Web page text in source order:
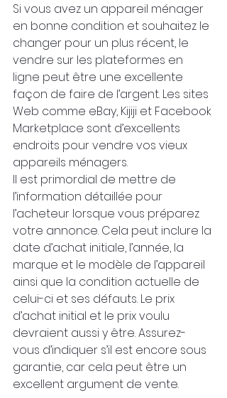
Si vous avez un appareil ménager
en bonne condition et souhaitez le
changer pour un plus récent, le
vendre sur les plateformes en
ligne peut être une excellente
façon de faire de l’argent. Les sites
Web comme eBay, Kijiji et Facebook
Marketplace sont d’excellents
endroits pour vendre vos vieux
appareils ménagers.
Il est primordial de mettre de
l’information détaillée pour
l’acheteur lorsque vous préparez
votre annonce. Cela peut inclure la
date d’achat initiale, l’année, la
marque et le modèle de l’appareil
ainsi que la condition actuelle de
celui-ci et ses défauts. Le prix
d’achat initial et le prix voulu
devraient aussi y être. Assurez-
vous d’indiquer s’il est encore sous
garantie, car cela peut être un
excellent argument de vente.